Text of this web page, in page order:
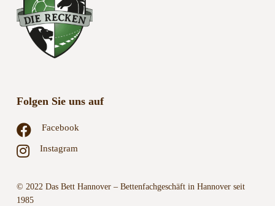
Folgen Sie uns auf
Facebook
Instagram
© 2022 Das Bett Hannover – Bettenfachgeschäft in Hannover seit
1985